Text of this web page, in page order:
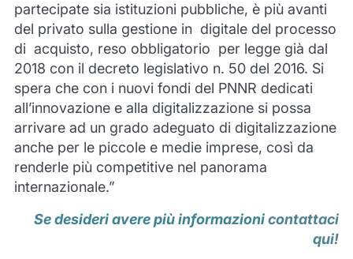
partecipate sia istituzioni pubbliche, è più avanti
del privato sulla gestione in digitale del processo
di acquisto, reso obbligatorio per legge già dal
2018 con il decreto legislativo n. 50 del 2016. Si
spera che con i nuovi fondi del PNNR dedicati
all’innovazione e alla digitalizzazione si possa
arrivare ad un grado adeguato di digitalizzazione
anche per le piccole e medie imprese, così da
renderle più competitive nel panorama
internazionale.”
Se desideri avere più informazionicontattaci
qui!